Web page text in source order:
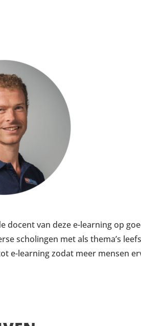
docent van deze e-learning op
scholingen met als thema’s
e-learning zodat meer mensen